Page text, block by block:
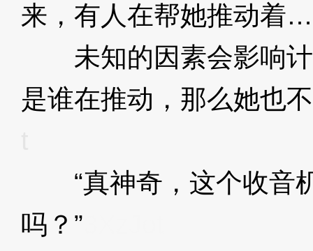
来，有人在帮她推动
未知的因素会影响计
是谁在推动，那么她也
“真神奇，这个收音
吗？”